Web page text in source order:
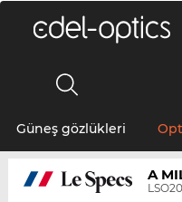
Güneş gözlükleri
A